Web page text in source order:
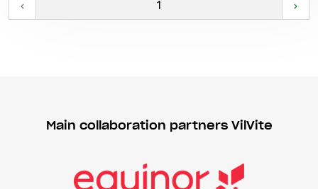
‹ 1 ›
Main collaboration partners VilVite